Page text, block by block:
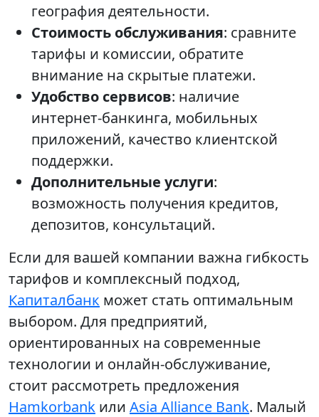
география деятельности.
Стоимость обслуживания: сравните
тарифы и комиссии, обратите
внимание на скрытые платежи.
Удобство сервисов: наличие
интернет-банкинга, мобильных
приложений, качество клиентской
поддержки.
Дополнительные услуги:
возможность получения кредитов,
депозитов, консультаций.
Если для вашей компании важна гибкость
тарифов и комплексный подход,
Капиталбанк может стать оптимальным
выбором. Для предприятий,
ориентированных на современные
технологии и онлайн-обслуживание,
стоит рассмотреть предложения
Hamkorbank или Asia Alliance Bank. Малый